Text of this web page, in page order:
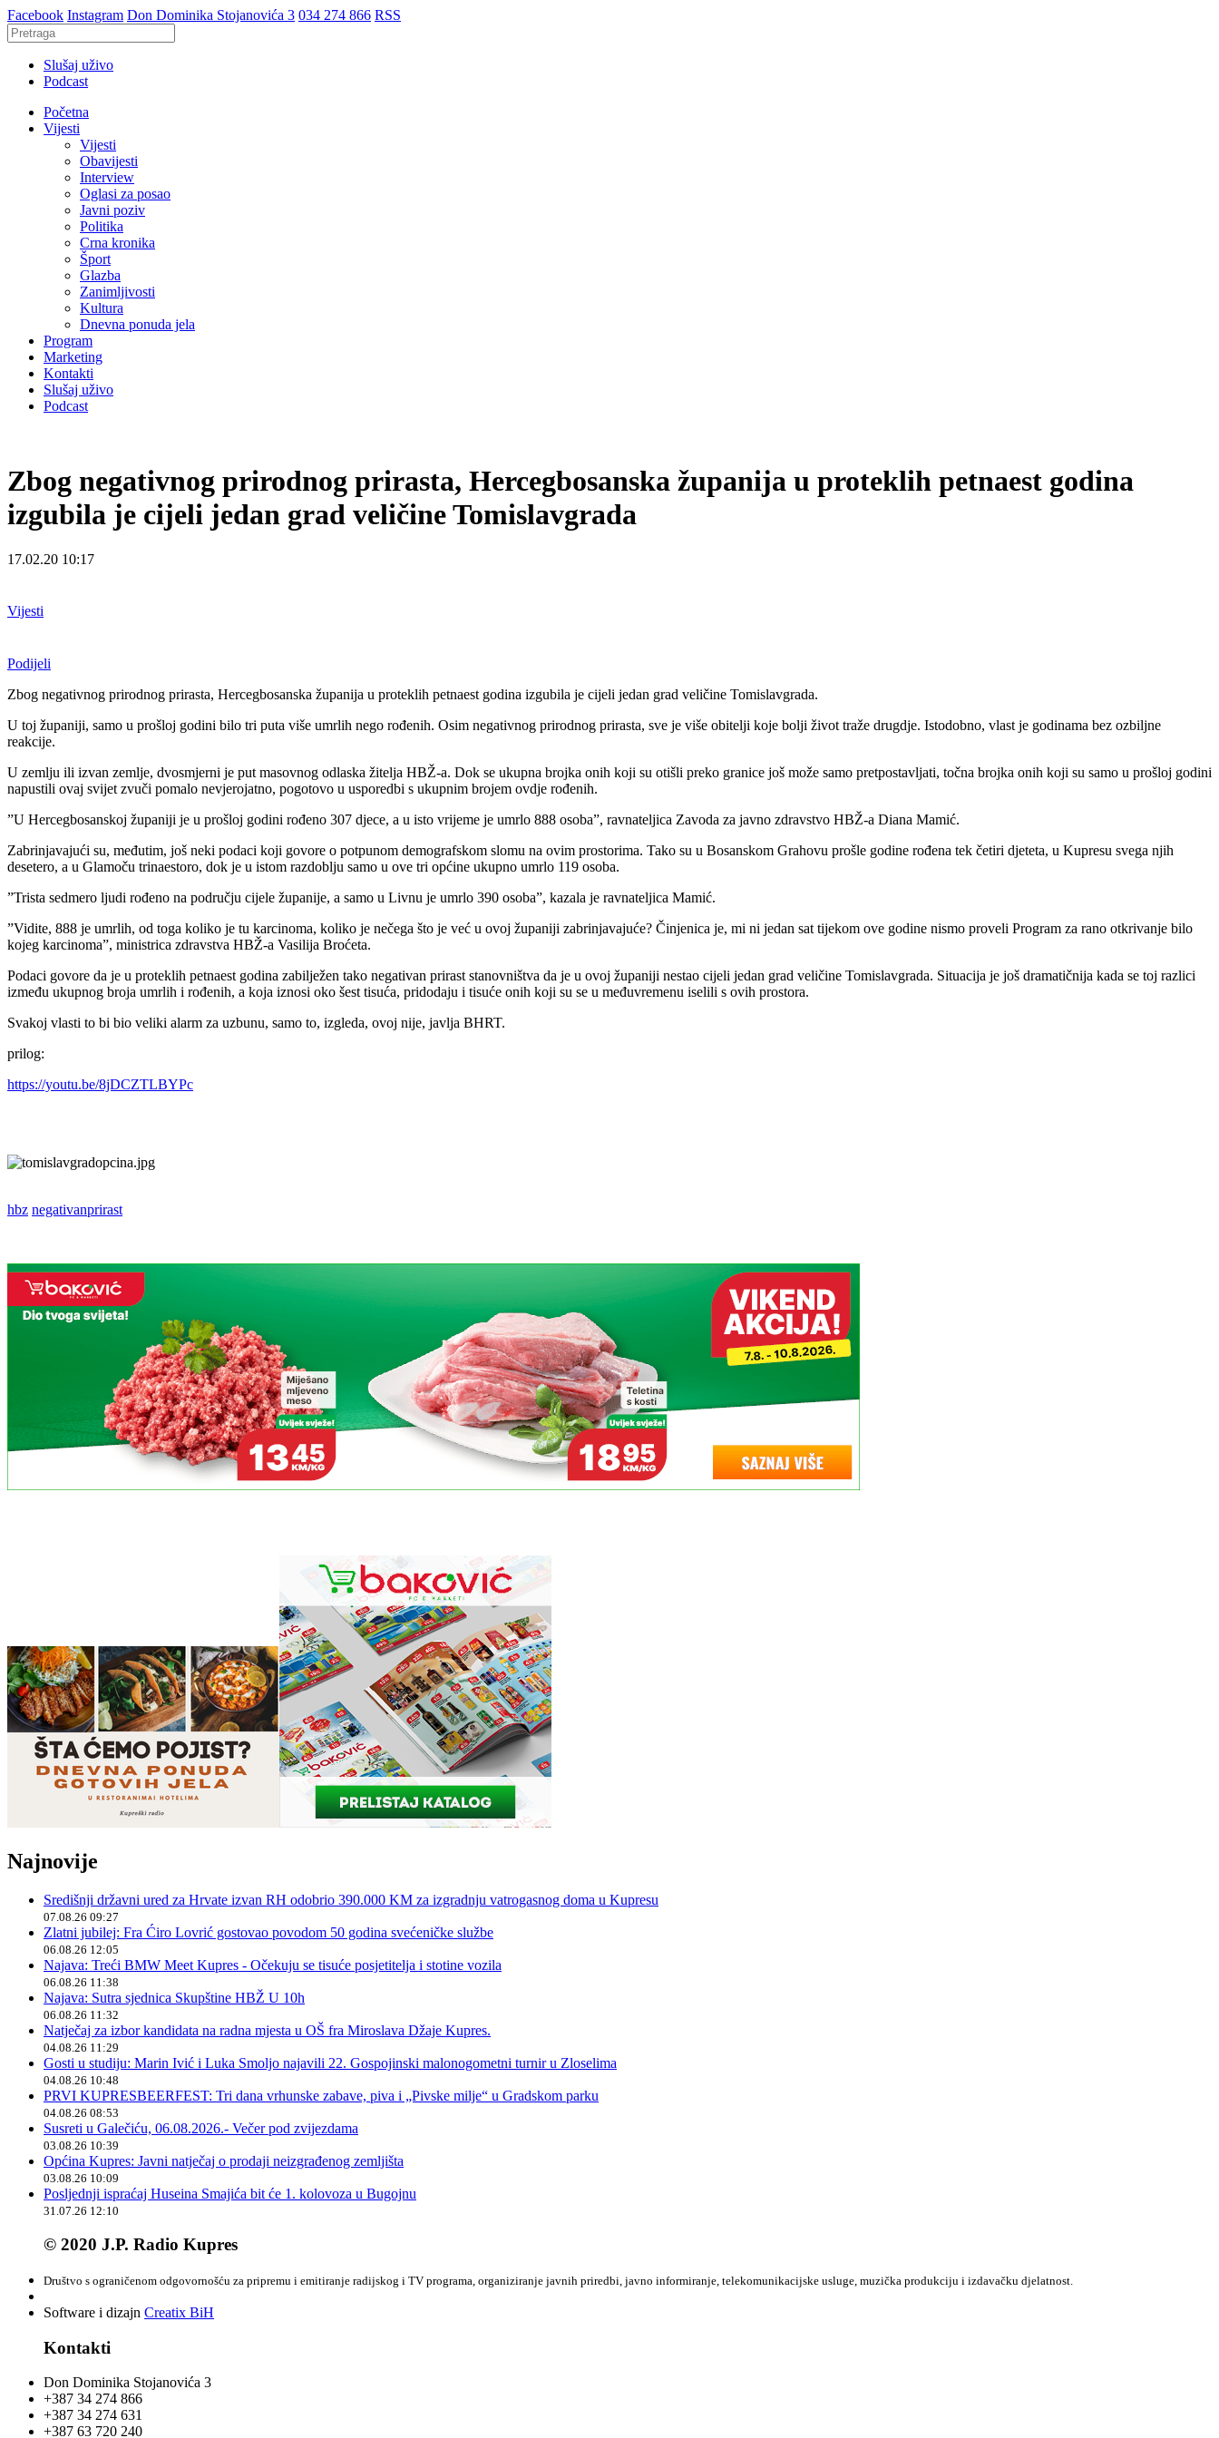
Facebook Instagram Don Dominika Stojanovića 3 034 274 866 RSS
Slušaj uživo
Podcast
Početna
Vijesti
Vijesti
Obavijesti
Interview
Oglasi za posao
Javni poziv
Politika
Crna kronika
Šport
Glazba
Zanimljivosti
Kultura
Dnevna ponuda jela
Program
Marketing
Kontakti
Slušaj uživo
Podcast
Zbog negativnog prirodnog prirasta, Hercegbosanska županija u proteklih petnaest godina
izgubila je cijeli jedan grad veličine Tomislavgrada
17.02.20 10:17
Vijesti
Podijeli
Zbog negativnog prirodnog prirasta, Hercegbosanska županija u proteklih petnaest godina izgubila je cijeli jedan grad veličine Tomislavgrada.
U toj županiji, samo u prošloj godini bilo tri puta više umrlih nego rođenih. Osim negativnog prirodnog prirasta, sve je više obitelji koje bolji život traže drugdje. Istodobno, vlast je godinama bez ozbiljne
reakcije.
U zemlju ili izvan zemlje, dvosmjerni je put masovnog odlaska žitelja HBŽ-a. Dok se ukupna brojka onih koji su otišli preko granice još može samo pretpostavljati, točna brojka onih koji su samo u prošloj godini
napustili ovaj svijet zvuči pomalo nevjerojatno, pogotovo u usporedbi s ukupnim brojem ovdje rođenih.
”U Hercegbosanskoj županiji je u prošloj godini rođeno 307 djece, a u isto vrijeme je umrlo 888 osoba”, ravnateljica Zavoda za javno zdravstvo HBŽ-a Diana Mamić.
Zabrinjavajući su, međutim, još neki podaci koji govore o potpunom demografskom slomu na ovim prostorima. Tako su u Bosanskom Grahovu prošle godine rođena tek četiri djeteta, u Kupresu svega njih
desetero, a u Glamoču trinaestoro, dok je u istom razdoblju samo u ove tri općine ukupno umrlo 119 osoba.
”Trista sedmero ljudi rođeno na području cijele županije, a samo u Livnu je umrlo 390 osoba”, kazala je ravnateljica Mamić.
”Vidite, 888 je umrlih, od toga koliko je tu karcinoma, koliko je nečega što je već u ovoj županiji zabrinjavajuće? Činjenica je, mi ni jedan sat tijekom ove godine nismo proveli Program za rano otkrivanje bilo
kojeg karcinoma”, ministrica zdravstva HBŽ-a Vasilija Broćeta.
Podaci govore da je u proteklih petnaest godina zabilježen tako negativan prirast stanovništva da je u ovoj županiji nestao cijeli jedan grad veličine Tomislavgrada. Situacija je još dramatičnija kada se toj razlici
između ukupnog broja umrlih i rođenih, a koja iznosi oko šest tisuća, pridodaju i tisuće onih koji su se u međuvremenu iselili s ovih prostora.
Svakoj vlasti to bi bio veliki alarm za uzbunu, samo to, izgleda, ovoj nije, javlja BHRT.
prilog:
https://youtu.be/8jDCZTLBYPc
hbz negativanprirast
Najnovije
Središnji državni ured za Hrvate izvan RH odobrio 390.000 KM za izgradnju vatrogasnog doma u Kupresu
07.08.26 09:27
Zlatni jubilej: Fra Ćiro Lovrić gostovao povodom 50 godina svećeničke službe
06.08.26 12:05
Najava: Treći BMW Meet Kupres - Očekuju se tisuće posjetitelja i stotine vozila
06.08.26 11:38
Najava: Sutra sjednica Skupštine HBŽ U 10h
06.08.26 11:32
Natječaj za izbor kandidata na radna mjesta u OŠ fra Miroslava Džaje Kupres.
04.08.26 11:29
Gosti u studiju: Marin Ivić i Luka Smoljo najavili 22. Gospojinski malonogometni turnir u Zloselima
04.08.26 10:48
PRVI KUPRESBEERFEST: Tri dana vrhunske zabave, piva i „Pivske milje“ u Gradskom parku
04.08.26 08:53
Susreti u Galečiću, 06.08.2026.- Večer pod zvijezdama
03.08.26 10:39
Općina Kupres: Javni natječaj o prodaji neizgrađenog zemljišta
03.08.26 10:09
Posljednji ispraćaj Huseina Smajića bit će 1. kolovoza u Bugojnu
31.07.26 12:10
© 2020 J.P. Radio Kupres
Društvo s ograničenom odgovornošću za pripremu i emitiranje radijskog i TV programa, organiziranje javnih priredbi, javno informiranje, telekomunikacijske usluge, muzička produkciju i izdavačku djelatnost.
Software i dizajn Creatix BiH
Kontakti
Don Dominika Stojanovića 3
+387 34 274 866
+387 34 274 631
+387 63 720 240